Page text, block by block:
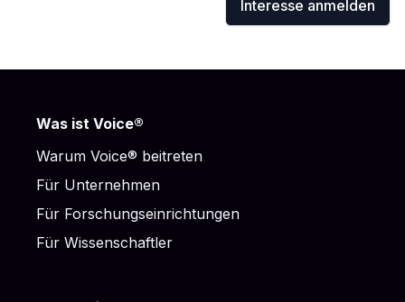
Interesse anmelden
Was ist Voice®
Warum Voice® beitreten
Für Unternehmen
Für Forschungseinrichtungen
Für Wissenschaftler